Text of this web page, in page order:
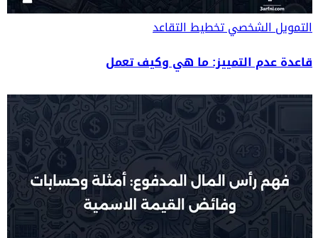
التمويل الشخصيتخطيط التقاعد
قاعدة عدم التمييز: ما هي وكيف تعمل